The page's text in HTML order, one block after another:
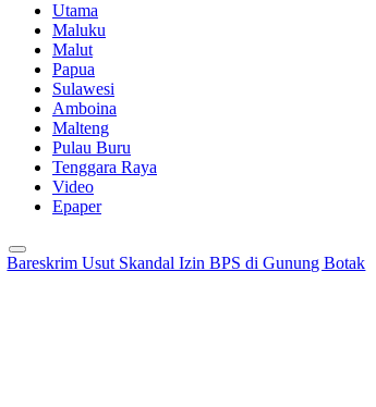
Utama
Maluku
Malut
Papua
Sulawesi
Amboina
Malteng
Pulau Buru
Tenggara Raya
Video
Epaper
Usut Skandal Izin BPS di Gunung Botak